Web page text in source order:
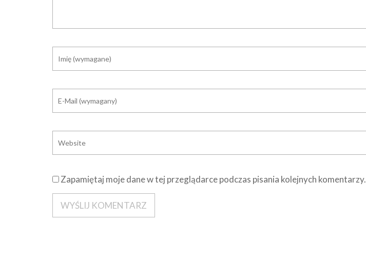
Zapamiętaj moje dane w tej przeglądarce podczas pisania kolejnych komentarzy.